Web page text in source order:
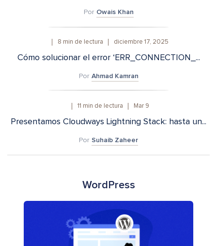
Por Owais Khan
8 min de lectura diciembre 17, 2025
Cómo solucionar el error ‘ERR_CONNECTION_...
Por Ahmad Kamran
11 min de lectura Mar 9
Presentamos Cloudways Lightning Stack: hasta un...
Por Suhaib Zaheer
WordPress